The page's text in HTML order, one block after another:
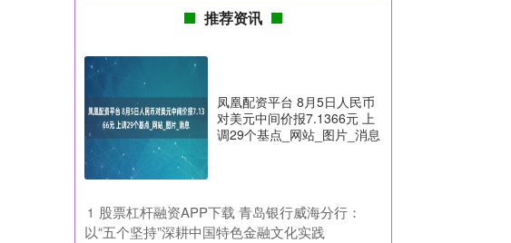
推荐资讯
凤凰配资平台 8月5日人民币
对美元中间价报7.1366元 上
调29个基点_网站_图片_消息
1 ​股票杠杆融资APP下载 青岛银行威海分行：
以“五个坚持”深耕中国特色金融文化实践